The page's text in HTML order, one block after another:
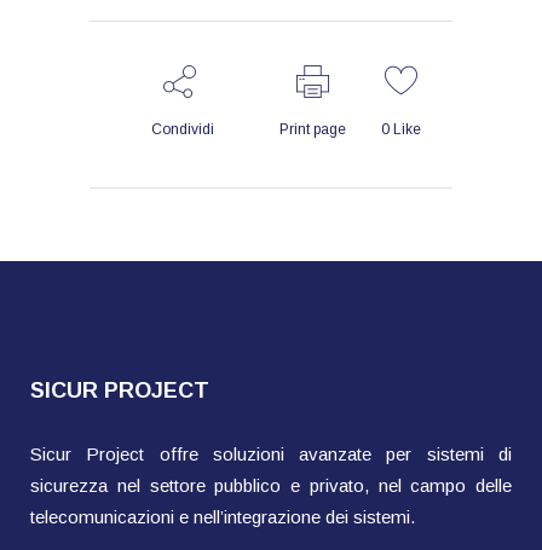
Condividi Print page 0 Like
SICUR PROJECT
Sicur Project offre soluzioni avanzate per sistemi di
sicurezza nel settore pubblico e privato, nel campo delle
telecomunicazioni e nell’integrazione dei sistemi.